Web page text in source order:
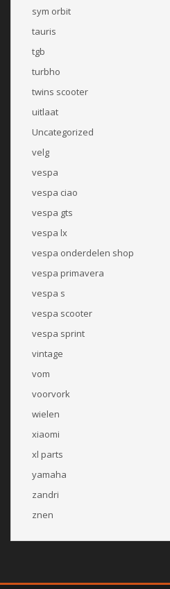
sym orbit
tauris
tgb
turbho
twins scooter
uitlaat
Uncategorized
velg
vespa
vespa ciao
vespa gts
vespa lx
vespa onderdelen shop
vespa primavera
vespa s
vespa scooter
vespa sprint
vintage
vom
voorvork
wielen
xiaomi
xl parts
yamaha
zandri
znen